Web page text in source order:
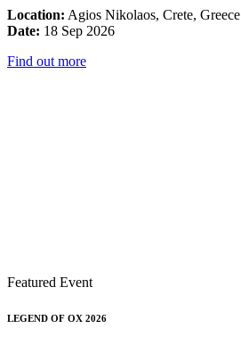
Location: Agios Nikolaos, Crete, Greece
Date: 18 Sep 2026
Find out more
Featured Event
LEGEND OF OX 2026